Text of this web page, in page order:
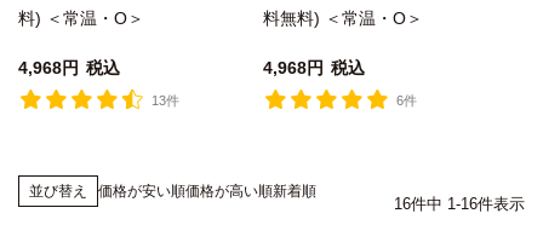
料) ＜常温・O＞
4,968 税込
13件
料無料) ＜常温・O＞
4,968 税込
6件
並び替え 価格が安い順価格が高い順新着順
16件中 1-16件表示